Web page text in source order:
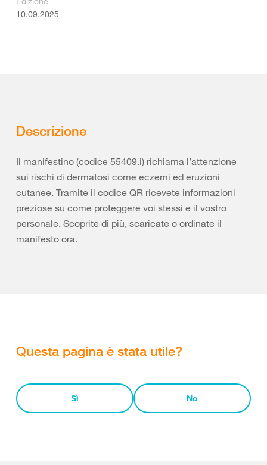
10.09.2025
Descrizione
Il manifestino (codice 55409.i) richiama l’attenzione
sui rischi di dermatosi come eczemi ed eruzioni
cutanee. Tramite il codice QR ricevete informazioni
preziose su come proteggere voi stessi e il vostro
personale. Scoprite di più, scaricate o ordinate il
manifesto ora.
Questa pagina è stata utile?
Sì No